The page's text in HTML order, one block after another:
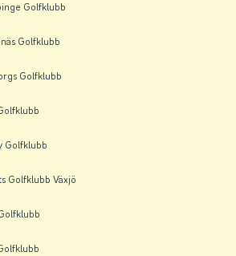
Golfklubb
Golfklubb
Golfklubb
Golfklubb
Golfklubb Växjö